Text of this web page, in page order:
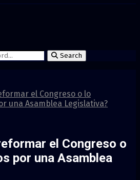
Search
el Congreso o lo
una Asamblea Legislativa?
el Congreso o
por una Asamblea